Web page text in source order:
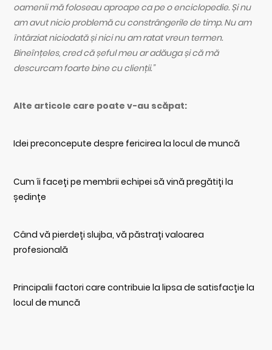
oamenii mă foloseau aproape ca pe o enciclopedie. Și nu
am avut nicio problemă cu constrângerile de timp. Nu am
întârziat niciodată și nici nu am ratat vreun termen.
Bineînțeles, cred că șeful meu ar adăuga și că mă
descurcam foarte bine cu clienții.”
Alte articole care poate v-au scăpat:
Idei preconcepute despre fericirea la locul de muncă
Cum îi faceți pe membrii echipei să vină pregătiți la
ședințe
Când vă pierdeți slujba, vă păstrați valoarea
profesională
Principalii factori care contribuie la lipsa de satisfacție la
locul de muncă